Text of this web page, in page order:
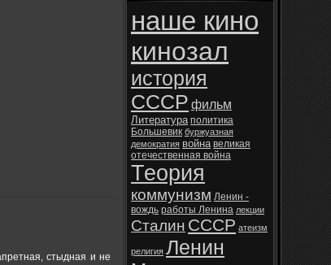
стыдная и не
наше кино
кинозал
история
СССР фильм
Литература политика
Большевик буржуазная
демократия война великая
отечественная война
Теория
коммунизм Ленин -
вождь работы Ленина лекции
Сталин СССР атеизм
религия Ленин